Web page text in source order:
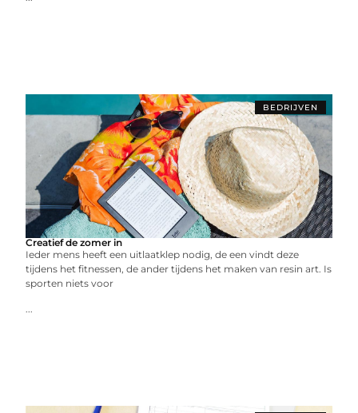
BEDRIJVEN
Creatief de zomer in
Ieder mens heeft een uitlaatklep nodig, de een vindt deze
tijdens het fitnessen, de ander tijdens het maken van resin art. Is
sporten niets voor
...